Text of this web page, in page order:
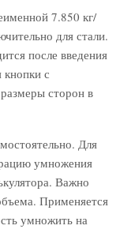
7.850 кг/
для стали.
после введения
с
сторон в
Для
умножения
Важно
Применяется
умножить на